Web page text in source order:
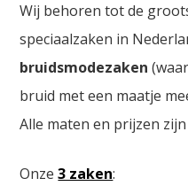
Wij behoren tot de
speciaalzaken in
bruidsmodezaken
bruid met een maatje
Alle maten en prijzen
Onze3 zaken: